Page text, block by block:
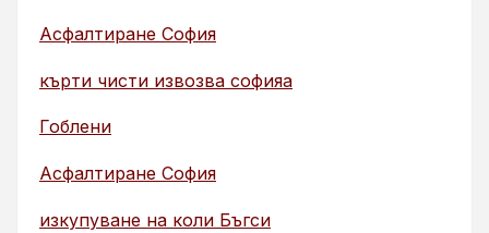
Асфалтиране София
кърти чисти извозва софияа
Гоблени
Асфалтиране София
изкупуване на коли Бъгси